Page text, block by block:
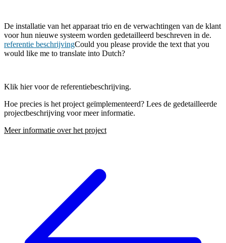
De installatie van het apparaat trio en de verwachtingen van de klant
voor hun nieuwe systeem worden gedetailleerd beschreven in de.
referentie beschrijvingCould you please provide the text that you
would like me to translate into Dutch?
Klik hier voor de referentiebeschrijving.
Hoe precies is het project geïmplementeerd? Lees de gedetailleerde
projectbeschrijving voor meer informatie.
Meer informatie over het project